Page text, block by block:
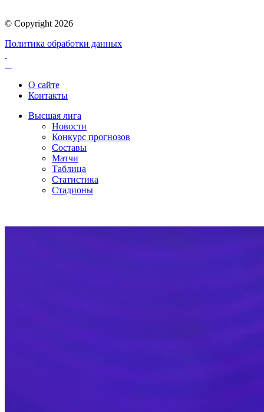
© Copyright 2026
Политика обработки данных
О сайте
Контакты
Высшая лига
Новости
Конкурс прогнозов
Составы
Матчи
Таблица
Статистика
Стадионы